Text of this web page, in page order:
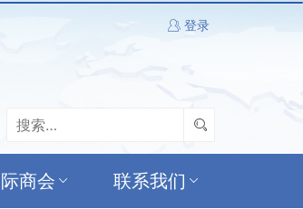
登录
商会 联系我们